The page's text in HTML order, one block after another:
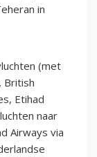
in
(met
British
Etihad
naar
Airways via